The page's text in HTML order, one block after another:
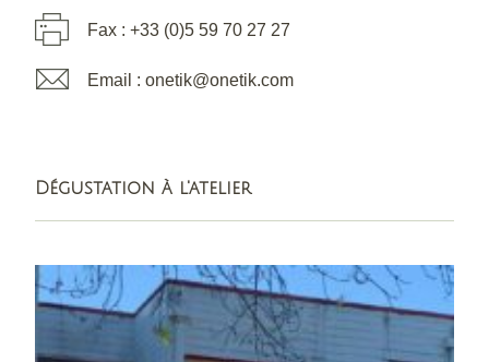
Fax : +33 (0)5 59 70 27 27
Email : onetik@onetik.com
Dégustation à l'atelier